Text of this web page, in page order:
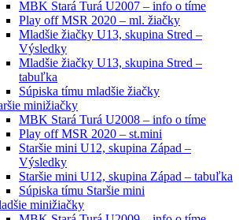
MBK Stará Turá U2007 – info o tíme
Play off MSR 2020 – ml. žiačky
Mladšie žiačky U13, skupina Stred –
Výsledky
Mladšie žiačky U13, skupina Stred –
tabuľka
Súpiska tímu mladšie žiačky
minižiačky
MBK Stará Turá U2008 – info o tíme
Play off MSR 2020 – st.mini
Staršie mini U12, skupina Západ –
Výsledky
Staršie mini U12, skupina Západ – tabuľka
Súpiska tímu Staršie mini
minižiačky